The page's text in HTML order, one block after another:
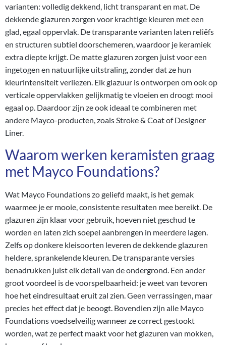
varianten: volledig dekkend, licht transparant en mat. De
dekkende glazuren zorgen voor krachtige kleuren met een
glad, egaal oppervlak. De transparante varianten laten reliëfs
en structuren subtiel doorschemeren, waardoor je keramiek
extra diepte krijgt. De matte glazuren zorgen juist voor een
ingetogen en natuurlijke uitstraling, zonder dat ze hun
kleurintensiteit verliezen. Elk glazuur is ontworpen om ook op
verticale oppervlakken gelijkmatig te vloeien en droogt mooi
egaal op. Daardoor zijn ze ook ideaal te combineren met
andere Mayco-producten, zoals Stroke & Coat of Designer
Liner.
Waarom werken keramisten graag
met Mayco Foundations?
Wat Mayco Foundations zo geliefd maakt, is het gemak
waarmee je er mooie, consistente resultaten mee bereikt. De
glazuren zijn klaar voor gebruik, hoeven niet geschud te
worden en laten zich soepel aanbrengen in meerdere lagen.
Zelfs op donkere kleisoorten leveren de dekkende glazuren
heldere, sprankelende kleuren. De transparante versies
benadrukken juist elk detail van de ondergrond. Een ander
groot voordeel is de voorspelbaarheid: je weet van tevoren
hoe het eindresultaat eruit zal zien. Geen verrassingen, maar
precies het effect dat je beoogt. Bovendien zijn alle Mayco
Foundations voedselveilig wanneer ze correct gestookt
worden, wat ze perfect maakt voor het glazuren van mokken,